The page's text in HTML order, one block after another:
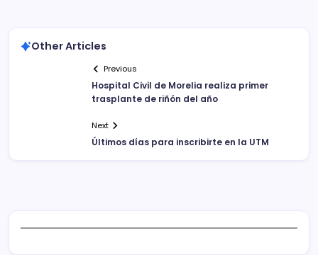
Other Articles
Previous
Hospital Civil de Morelia realiza primer
trasplante de riñón del año
Next
Últimos días para inscribirte en la UTM